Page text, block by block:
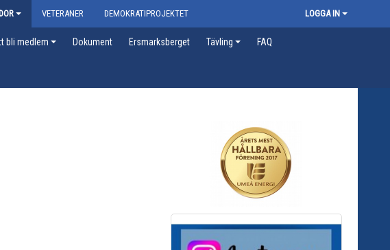
VETERANER DEMOKRATIPROJEKTET LOGGA IN
bli medlem Dokument Ersmarksberget Tävling FAQ